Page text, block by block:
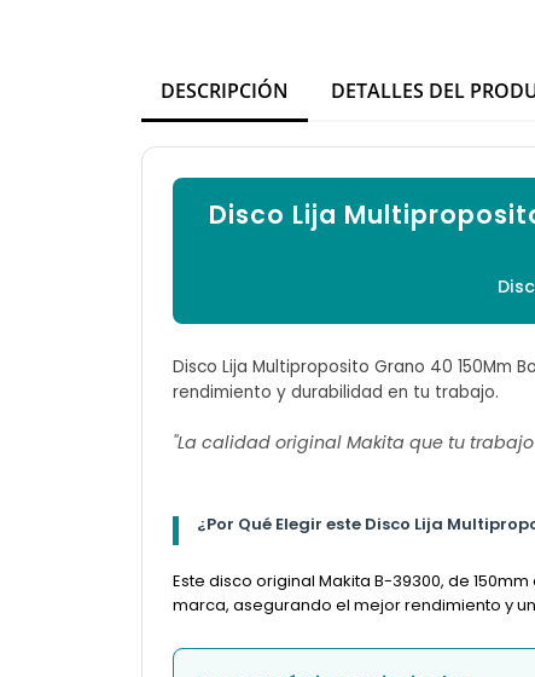
DESCRIPCIÓN DETALLES DEL
Disco Lija
Disco Lija Multiproposito Grano 40 150Mm
rendimiento y durabilidad en tu trabajo.
"La calidad original Makita que tu
¿Por Qué Elegir este Disco Lija
Este disco original Makita B-39300, de
marca, asegurando el mejor rendimiento y